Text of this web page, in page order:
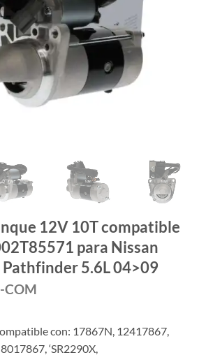
12V 10T compatible
para Nissan
5.6L 04>09
COM
con: 17867N, 12417867,
‘SR2290X,